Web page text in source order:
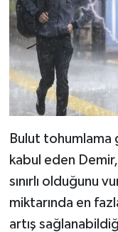
Bulut
kabul eden
sınırlı olduğunu
miktarında en
artış